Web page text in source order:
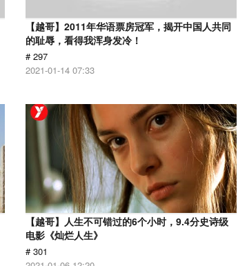
【越哥】2011年华语票房冠军，揭开中国人共同
的耻辱，看得我浑身发冷！
# 297
2021-01-14 07:33
【越哥】人生不可错过的6个小时，9.4分史诗级
电影《灿烂人生》
# 301